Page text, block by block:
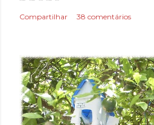
Compartilhar 38 comentários